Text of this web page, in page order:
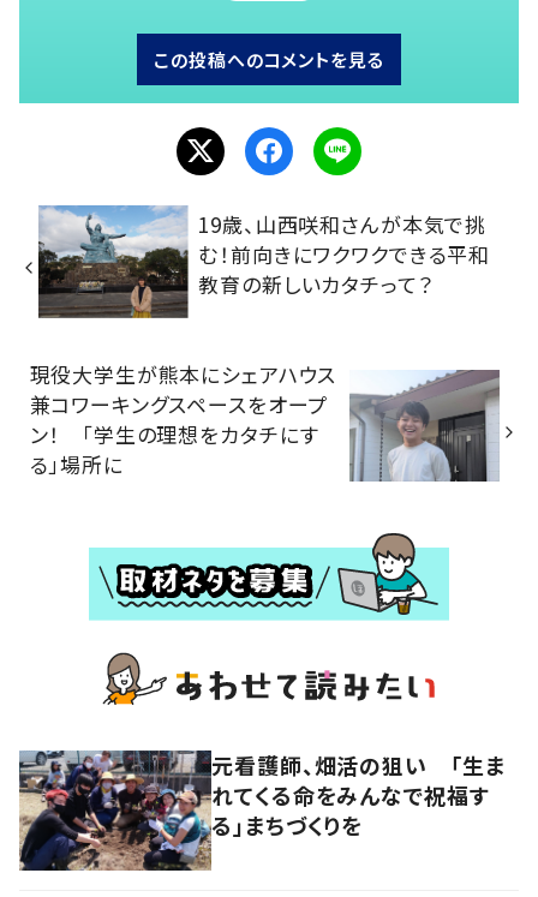
この投稿へのコメントを見る
19歳、山西咲和さんが本気で挑
む！前向きにワクワクできる平和
教育の新しいカタチって？
現役大学生が熊本にシェアハウス
兼コワーキングスペースをオープ
ン！ 「学生の理想をカタチにす
る」場所に
元看護師、畑活の狙い 「生ま
れてくる命をみんなで祝福す
る」まちづくりを